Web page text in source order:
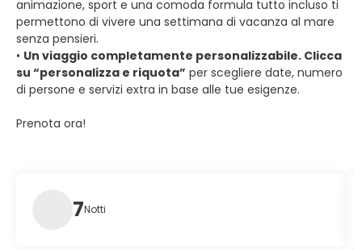
animazione, sport e una comoda formula tutto incluso ti
permettono di vivere una settimana di vacanza al mare
senza pensieri.
• Un viaggio completamente personalizzabile. Clicca
su “personalizza e riquota” per scegliere date, numero
di persone e servizi extra in base alle tue esigenze.
Prenota ora!
7Notti